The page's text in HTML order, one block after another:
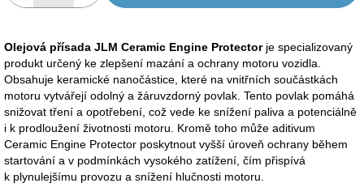
Olejová přísada JLM Ceramic Engine Protectorje specializovaný
produkt určený ke zlepšení mazání a ochrany motoru vozidla.
Obsahuje keramické nanočástice, které na vnitřních součástkách
motoru vytvářejí odolný a žáruvzdorný povlak. Tento povlak pomáhá
snižovat tření a opotřebení, což vede ke snížení paliva a potenciálně
i k prodloužení životnosti motoru. Kromě toho může aditivum
Ceramic Engine Protector poskytnout vyšší úroveň ochrany během
startování a v podmínkách vysokého zatížení, čím přispívá
k plynulejšímu provozu a snížení hlučnosti motoru.